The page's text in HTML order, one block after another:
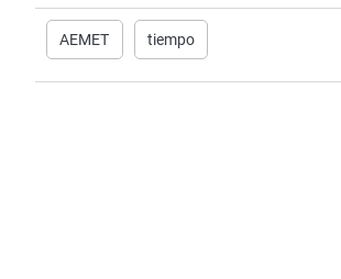
AEMET tiempo